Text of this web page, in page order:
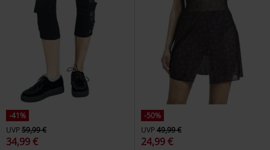
-41%
UVP59,99 €
34,99 €
-50%
UVP49,99 €
24,99 €